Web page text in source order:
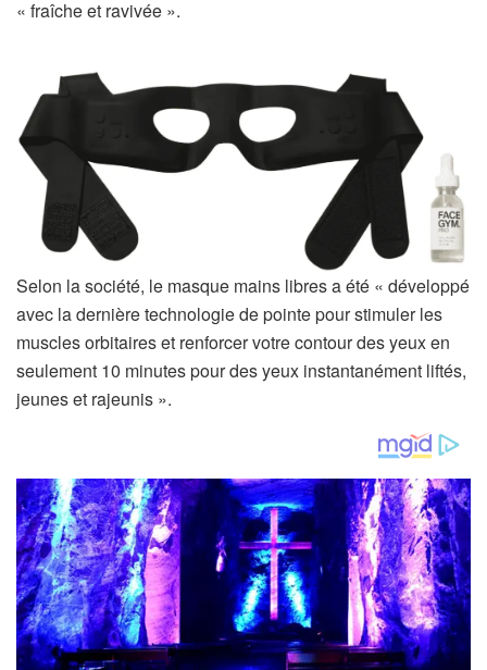
« fraîche et ravivée ».
Selon la société, le masque mains libres a été « développé
avec la dernière technologie de pointe pour stimuler les
muscles orbitaires et renforcer votre contour des yeux en
seulement 10 minutes pour des yeux instantanément liftés,
jeunes et rajeunis ».